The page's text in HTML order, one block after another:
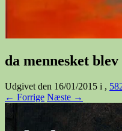
da mennesket blev
Udgivet den 16/01/2015 i ,
← Forrige Næste →